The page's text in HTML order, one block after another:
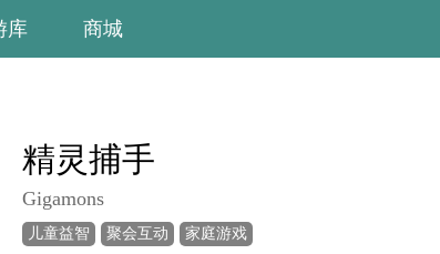
库 商城
精灵捕手
Gigamons
儿童益智 聚会互动 家庭游戏